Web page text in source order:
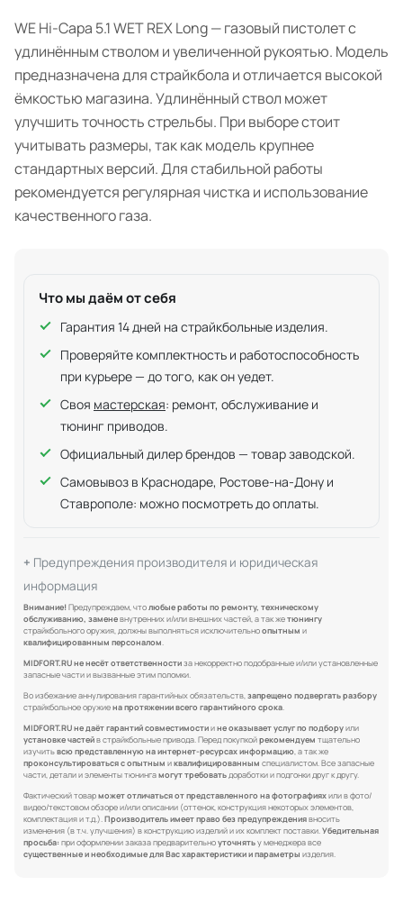
WE Hi-Capa 5.1 WET REX Long — газовый пистолет с
удлинённым стволом и увеличенной рукоятью. Модель
предназначена для страйкбола и отличается высокой
ёмкостью магазина. Удлинённый ствол может
улучшить точность стрельбы. При выборе стоит
учитывать размеры, так как модель крупнее
стандартных версий. Для стабильной работы
рекомендуется регулярная чистка и использование
качественного газа.
Что мы даём от себя
Гарантия 14 дней на страйкбольные изделия.
Проверяйте комплектность и работоспособность
при курьере — до того, как он уедет.
Своя мастерская: ремонт, обслуживание и
тюнинг приводов.
Официальный дилер брендов — товар заводской.
Самовывоз в Краснодаре, Ростове-на-Дону и
Ставрополе: можно посмотреть до оплаты.
Предупреждения производителя и юридическая
информация
Внимание!Предупреждаем, чтолюбые работы по ремонту, техническому
обслуживанию, заменевнутренних и/или внешних частей, а так жетюнингу
страйкбольного оружия, должны выполняться исключительноопытным и
квалифицированным персоналом.
MIDFORT.RU не несёт ответственностиза некорректно подобранные и/или установленные
запасные части и вызванные этим поломки.
Во избежание аннулирования гарантийных обязательств,запрещено подвергать разбору
страйкбольное оружиена протяжении всего гарантийного срока.
MIDFORT.RU не даёт гарантий совместимостиине оказывает услуг по подборуили
установке частейв страйкбольные привода. Перед покупкойрекомендуем тщательно
изучитьвсю представленную на интернет-ресурсах информацию, а так же
проконсультироваться с опытным иквалифицированным специалистом. Все запасные
части, детали и элементы тюнингамогут требоватьдоработки и подгонки друг к другу.
Фактический товарможет отличаться от представленного на фотографияхили в фото/
видео/текстовом обзоре и/или описании (оттенок, конструкция некоторых элементов,
комплектация и т.д.).Производитель имеет право без предупреждениявносить
изменения (в т.ч. улучшения) в конструкцию изделий и их комплект поставки.Убедительная
просьба: при оформлении заказа предварительноуточнятьу менеджера все
существенные и необходимые для Вас характеристики и параметры изделия.